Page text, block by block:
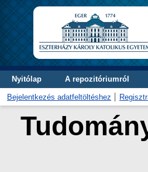
Nyitólap A repozitóriumról
Bejelentkezés adatfeltöltéshez